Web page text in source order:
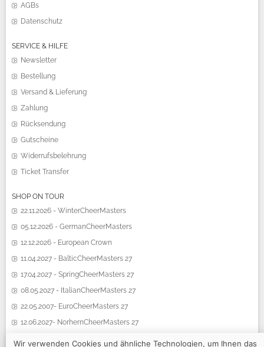
AGBs
Datenschutz
SERVICE & HILFE
Newsletter
Bestellung
Versand & Lieferung
Zahlung
Rücksendung
Gutscheine
Widerrufsbelehrung
Ticket Transfer
SHOP ON TOUR
22.11.2026 - WinterCheerMasters
05.12.2026 - GermanCheerMasters
12.12.2026 - European Crown
11.04.2027 - BalticCheerMasters 27
17.04.2027 - SpringCheerMasters 27
08.05.2027 - ItalianCheerMasters 27
22.05.2007- EuroCheerMasters 27
12.06.2027- NorhernCheerMasters 27
Wir verwenden Cookies und ähnliche Technologien, um Ihnen das